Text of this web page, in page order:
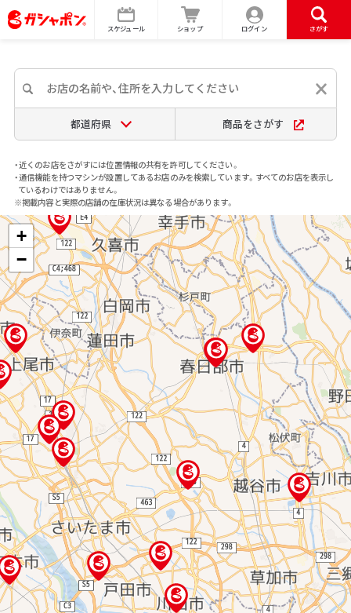
スケジュール ショップ ログイン さがす
都道府県 商品をさがす
・近くのお店をさがすには位置情報の共有を許可してください。
・通信機能を持つマシンが設置してあるお店のみを検索しています。すべてのお店を表示し
ているわけではありません。
※掲載内容と実際の店舗の在庫状況は異なる場合があります。
+
−